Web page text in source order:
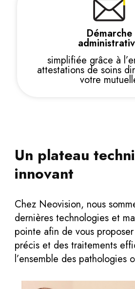
Démarche
simplifiée grâce à
attestations de soins
votre
Un plateau
innovant
Chez Neovision, nous
dernières technologies et
pointe afin de vous
précis et des traitements
l’ensemble des pathologies